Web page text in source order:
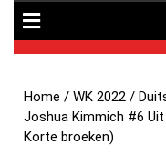
Home /WK 2022 /
Joshua Kimmich #6
Korte broeken)